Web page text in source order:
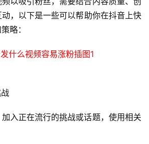
，以下是一些可以帮助你在抖音上快
略：
加入正在流行的挑战或话题，使用相关